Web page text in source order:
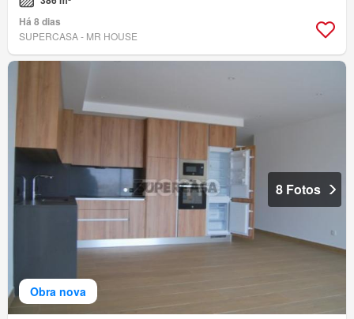
Há 8 dias
SUPERCASA - MR HOUSE
Obra nova
8 Fotos